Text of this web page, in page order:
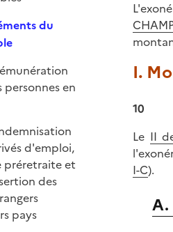
du
en
d'emploi,
préretraite et
des
pays
I.
10
Le II
I-C).
A.